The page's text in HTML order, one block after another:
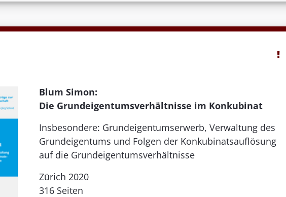
Blum Simon:
Die Grundeigentumsverhältnisse im Konkubinat
Insbesondere: Grundeigentumserwerb, Verwaltung des
Grundeigentums und Folgen der Konkubinatsauflösung
auf die Grundeigentumsverhältnisse
Zürich 2020
316 Seiten